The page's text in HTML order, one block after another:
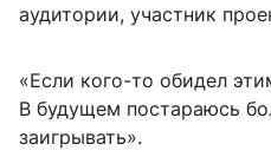
аудитории, участник
«Если кого-то обидел
В будущем постараюсь
заигрывать».